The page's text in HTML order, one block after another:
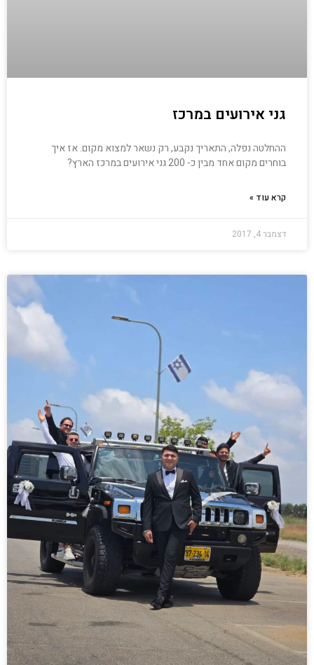
גני אירועים במרכז
ההחלטה נפלה, התאריך נקבע, רק נשאר למצוא מקום. אז איך
בוחרים מקום אחד מבין כ- 200 גני אירועים במרכז הארץ?
קרא עוד »
דצמבר 4, 2017